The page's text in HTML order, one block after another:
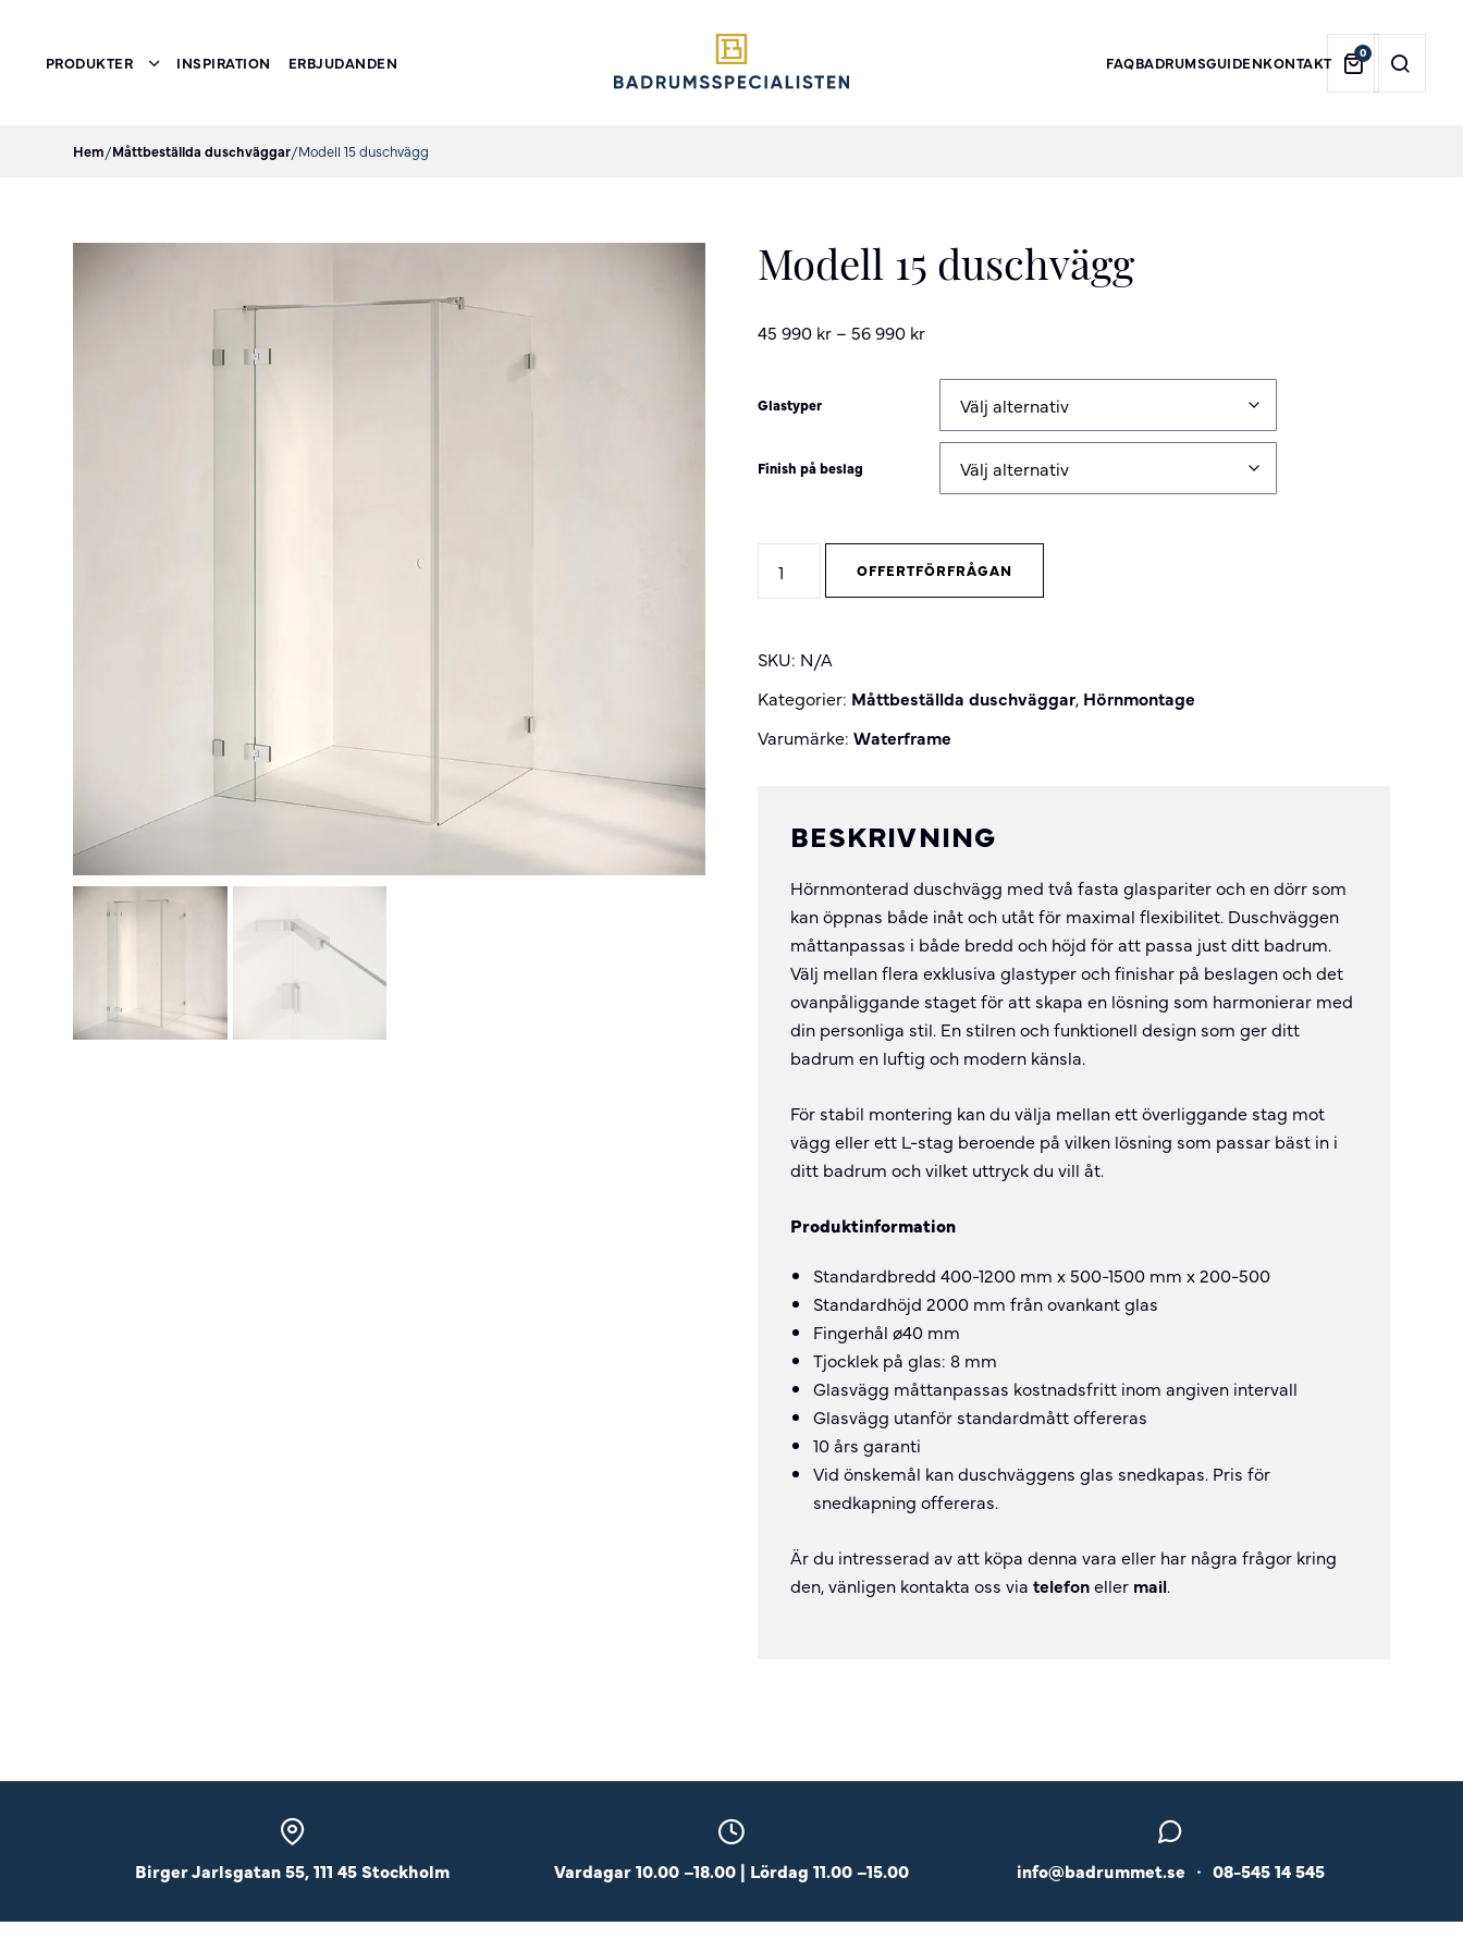
PRODUKTER Toggle submenu
INSPIRATION ERBJUDANDEN FAQBADRUMSGUIDENKONTAKT
0
Hem/Måttbeställda duschväggar/Modell 15 duschvägg
Modell 15 duschvägg
45 990 kr –56 990 kr
Glastyper
Finish på beslag
OFFERTFÖRFRÅGAN
SKU: N/A
Kategorier: Måttbeställda duschväggar, Hörnmontage
Varumärke:Waterframe
BESKRIVNING
Hörnmonterad duschvägg med två fasta glaspariter och en dörr som
kan öppnas både inåt och utåt för maximal flexibilitet. Duschväggen
måttanpassas i både bredd och höjd för att passa just ditt badrum.
Välj mellan flera exklusiva glastyper och finishar på beslagen och det
ovanpåliggande staget för att skapa en lösning som harmonierar med
din personliga stil. En stilren och funktionell design som ger ditt
badrum en luftig och modern känsla.
För stabil montering kan du välja mellan ett överliggande stag mot
vägg eller ett L-stag beroende på vilken lösning som passar bäst in i
ditt badrum och vilket uttryck du vill åt.
Produktinformation
Standardbredd 400-1200 mm x 500-1500 mm x 200-500
Standardhöjd 2000 mm från ovankant glas
Fingerhål ø40 mm
Tjocklek på glas: 8 mm
Glasvägg måttanpassas kostnadsfritt inom angiven intervall
Glasvägg utanför standardmått offereras
10 års garanti
Vid önskemål kan duschväggens glas snedkapas. Pris för
snedkapning offereras.
Är du intresserad av att köpa denna vara eller har några frågor kring
den, vänligen kontakta oss viatelefoneller mail.
Birger Jarlsgatan 55, 111 45 Stockholm Vardagar 10.00 –18.00 | Lördag 11.00 –15.00 info@badrummet.se • 08-545 14 545